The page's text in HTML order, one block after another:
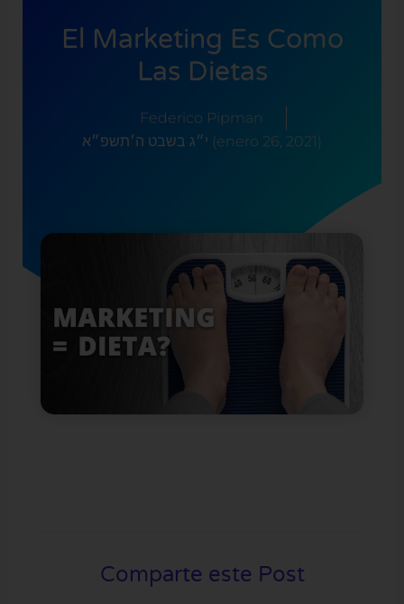
El Marketing Es Como
Las Dietas
Federico Pipman
י״ג בשבט ה׳תשפ״א (enero 26, 2021)
Comparte este Post